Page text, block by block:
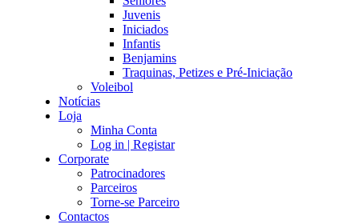
Juvenis
Iniciados
Infantis
Benjamins
Traquinas, Petizes e Pré-Iniciação
Voleibol
Notícias
Loja
Minha Conta
Log in | Registar
Corporate
Patrocinadores
Parceiros
Torne-se Parceiro
Contactos